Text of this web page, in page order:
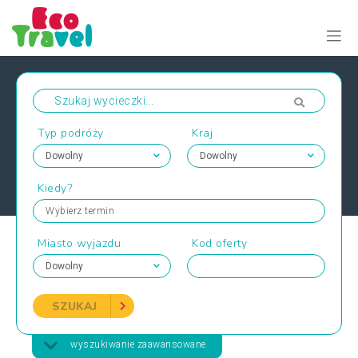
Typ podróży Kraj
Kiedy?
Wybierz termin
Miasto wyjazdu Kod oferty
SZUKAJ
wyszukiwanie zaawansowane